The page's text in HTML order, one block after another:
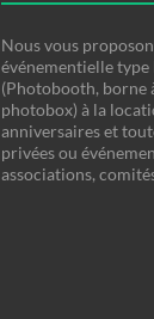
Nous vous
événementielle
(Photobooth, borne
photobox) à la
anniversaires et
privées ou
associations,